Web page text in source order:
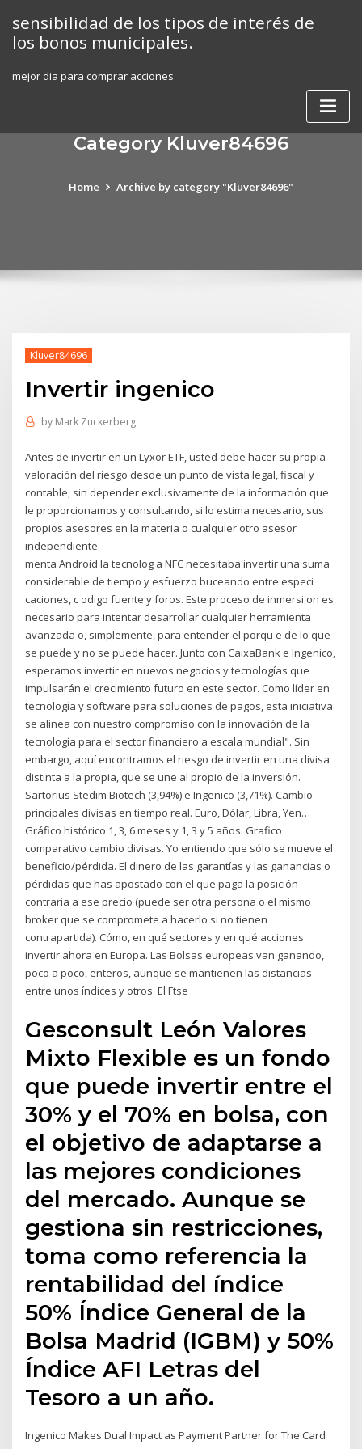
content
sensibilidad de los tipos de interés de
los bonos municipales.
mejor dia para comprar acciones
Category Kluver84696
Home Archive by category "Kluver84696"
Kluver84696
Invertir ingenico
by Mark Zuckerberg
Antes de invertir en un Lyxor ETF, usted debe hacer su propia
valoración del riesgo desde un punto de vista legal, fiscal y
contable, sin depender exclusivamente de la información que
le proporcionamos y consultando, si lo estima necesario, sus
propios asesores en la materia o cualquier otro asesor
independiente.
menta Android la tecnolog a NFC necesitaba invertir una suma
considerable de tiempo y esfuerzo buceando entre especi
caciones, c odigo fuente y foros. Este proceso de inmersi on es
necesario para intentar desarrollar cualquier herramienta
avanzada o, simplemente, para entender el porqu e de lo que
se puede y no se puede hacer. Junto con CaixaBank e Ingenico,
esperamos invertir en nuevos negocios y tecnologías que
impulsarán el crecimiento futuro en este sector. Como líder en
tecnología y software para soluciones de pagos, esta iniciativa
se alinea con nuestro compromiso con la innovación de la
tecnología para el sector financiero a escala mundial". Sin
embargo, aquí encontramos el riesgo de invertir en una divisa
distinta a la propia, que se une al propio de la inversión.
Sartorius Stedim Biotech (3,94%) e Ingenico (3,71%). Cambio
principales divisas en tiempo real. Euro, Dólar, Libra, Yen…
Gráfico histórico 1, 3, 6 meses y 1, 3 y 5 años. Grafico
comparativo cambio divisas. Yo entiendo que sólo se mueve el
beneficio/pérdida. El dinero de las garantías y las ganancias o
pérdidas que has apostado con el que paga la posición
contraria a ese precio (puede ser otra persona o el mismo
broker que se compromete a hacerlo si no tienen
contrapartida). Cómo, en qué sectores y en qué acciones
invertir ahora en Europa. Las Bolsas europeas van ganando,
poco a poco, enteros, aunque se mantienen las distancias
entre unos índices y otros. El Ftse
Gesconsult León Valores
Mixto Flexible es un fondo
que puede invertir entre el
30% y el 70% en bolsa, con
el objetivo de adaptarse a
las mejores condiciones
del mercado. Aunque se
gestiona sin restricciones,
toma como referencia la
rentabilidad del índice
50% Índice General de la
Bolsa Madrid (IGBM) y 50%
Índice AFI Letras del
Tesoro a un año.
Ingenico Makes Dual Impact as Payment Partner for The Card